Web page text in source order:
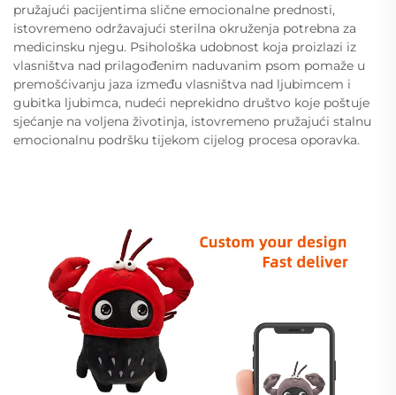
pružajući pacijentima slične emocionalne prednosti,
istovremeno održavajući sterilna okruženja potrebna za
medicinsku njegu. Psihološka udobnost koja proizlazi iz
vlasništva nad prilagođenim naduvanim psom pomaže u
premošćivanju jaza između vlasništva nad ljubimcem i
gubitka ljubimca, nudeći neprekidno društvo koje poštuje
sjećanje na voljena životinja, istovremeno pružajući stalnu
emocionalnu podršku tijekom cijelog procesa oporavka.